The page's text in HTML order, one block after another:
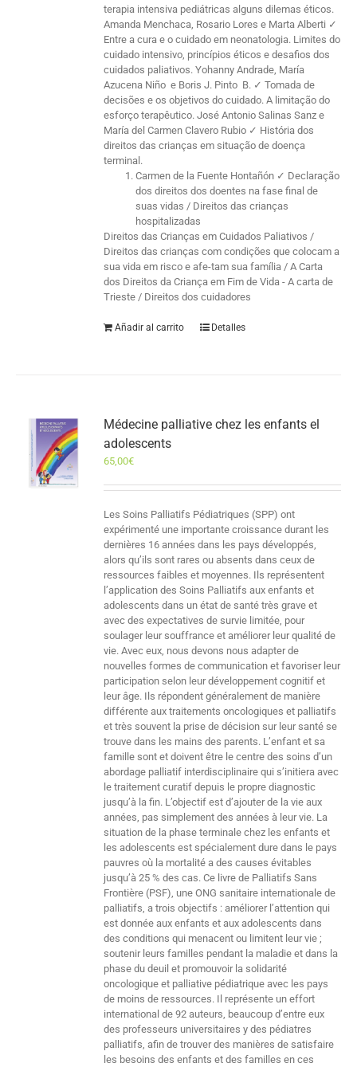
terapia intensiva pediátricas alguns dilemas éticos.
Amanda Menchaca, Rosario Lores e Marta Alberti ✓
Entre a cura e o cuidado em neonatologia. Limites do
cuidado intensivo, princípios éticos e desafios dos
cuidados paliativos. Yohanny Andrade, María
Azucena Niño e Boris J. Pinto B. ✓ Tomada de
decisões e os objetivos do cuidado. A limitação do
esforço terapêutico. José Antonio Salinas Sanz e
María del Carmen Clavero Rubio ✓ História dos
direitos das crianças em situação de doença
terminal.
Carmen de la Fuente Hontañón ✓ Declaração
dos direitos dos doentes na fase final de
suas vidas / Direitos das crianças
hospitalizadas
Direitos das Crianças em Cuidados Paliativos /
Direitos das crianças com condições que colocam a
sua vida em risco e afe-tam sua família / A Carta
dos Direitos da Criança em Fim de Vida - A carta de
Trieste / Direitos dos cuidadores
Añadir al carrito Detalles
Médecine palliative chez les enfants el
adolescents
65,00€
Les Soins Palliatifs Pédiatriques (SPP) ont
expérimenté une importante croissance durant les
dernières 16 années dans les pays développés,
alors qu’ils sont rares ou absents dans ceux de
ressources faibles et moyennes. Ils représentent
l’application des Soins Palliatifs aux enfants et
adolescents dans un état de santé très grave et
avec des expectatives de survie limitée, pour
soulager leur souffrance et améliorer leur qualité de
vie. Avec eux, nous devons nous adapter de
nouvelles formes de communication et favoriser leur
participation selon leur développement cognitif et
leur âge. Ils répondent généralement de manière
différente aux traitements oncologiques et palliatifs
et très souvent la prise de décision sur leur santé se
trouve dans les mains des parents. L’enfant et sa
famille sont et doivent être le centre des soins d’un
abordage palliatif interdisciplinaire qui s’initiera avec
le traitement curatif depuis le propre diagnostic
jusqu’à la fin. L’objectif est d’ajouter de la vie aux
années, pas simplement des années à leur vie. La
situation de la phase terminale chez les enfants et
les adolescents est spécialement dure dans le pays
pauvres où la mortalité a des causes évitables
jusqu’à 25 % des cas. Ce livre de Palliatifs Sans
Frontière (PSF), une ONG sanitaire internationale de
palliatifs, a trois objectifs : améliorer l’attention qui
est donnée aux enfants et aux adolescents dans
des conditions qui menacent ou limitent leur vie ;
soutenir leurs familles pendant la maladie et dans la
phase du deuil et promouvoir la solidarité
oncologique et palliative pédiatrique avec les pays
de moins de ressources. Il représente un effort
international de 92 auteurs, beaucoup d’entre eux
des professeurs universitaires y des pédiatres
palliatifs, afin de trouver des manières de satisfaire
les besoins des enfants et des familles en ces